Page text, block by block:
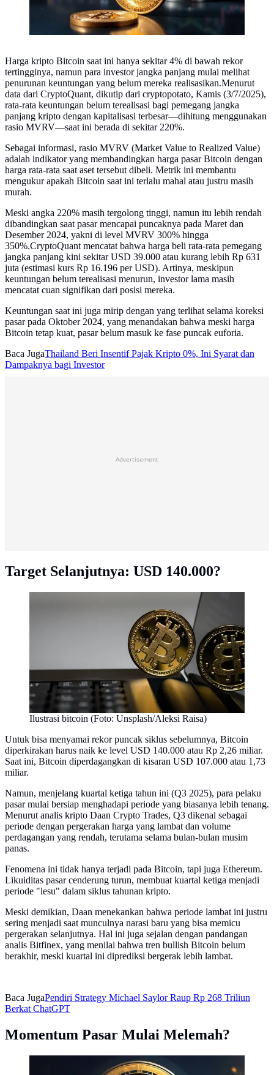
Harga kripto Bitcoin saat ini hanya sekitar 4% di bawah rekor
tertingginya, namun para investor jangka panjang mulai melihat
penurunan keuntungan yang belum mereka realisasikan.Menurut
data dari CryptoQuant, dikutip dari cryptopotato, Kamis (3/7/2025),
rata-rata keuntungan belum terealisasi bagi pemegang jangka
panjang kripto dengan kapitalisasi terbesar—dihitung menggunakan
rasio MVRV—saat ini berada di sekitar 220%.
Sebagai informasi, rasio MVRV (Market Value to Realized Value)
adalah indikator yang membandingkan harga pasar Bitcoin dengan
harga rata-rata saat aset tersebut dibeli. Metrik ini membantu
mengukur apakah Bitcoin saat ini terlalu mahal atau justru masih
murah.
Meski angka 220% masih tergolong tinggi, namun itu lebih rendah
dibandingkan saat pasar mencapai puncaknya pada Maret dan
Desember 2024, yakni di level MVRV 300% hingga
350%.CryptoQuant mencatat bahwa harga beli rata-rata pemegang
jangka panjang kini sekitar USD 39.000 atau kurang lebih Rp 631
juta (estimasi kurs Rp 16.196 per USD). Artinya, meskipun
keuntungan belum terealisasi menurun, investor lama masih
mencatat cuan signifikan dari posisi mereka.
Keuntungan saat ini juga mirip dengan yang terlihat selama koreksi
pasar pada Oktober 2024, yang menandakan bahwa meski harga
Bitcoin tetap kuat, pasar belum masuk ke fase puncak euforia.
Baca JugaThailand Beri Insentif Pajak Kripto 0%, Ini Syarat dan
Dampaknya bagi Investor
Advertisement
Target Selanjutnya: USD 140.000?
Ilustrasi bitcoin (Foto: Unsplash/Aleksi Raisa)
Untuk bisa menyamai rekor puncak siklus sebelumnya, Bitcoin
diperkirakan harus naik ke level USD 140.000 atau Rp 2,26 miliar.
Saat ini, Bitcoin diperdagangkan di kisaran USD 107.000 atau 1,73
miliar.
Namun, menjelang kuartal ketiga tahun ini (Q3 2025), para pelaku
pasar mulai bersiap menghadapi periode yang biasanya lebih tenang.
Menurut analis kripto Daan Crypto Trades, Q3 dikenal sebagai
periode dengan pergerakan harga yang lambat dan volume
perdagangan yang rendah, terutama selama bulan-bulan musim
panas.
Fenomena ini tidak hanya terjadi pada Bitcoin, tapi juga Ethereum.
Likuiditas pasar cenderung turun, membuat kuartal ketiga menjadi
periode "lesu" dalam siklus tahunan kripto.
Meski demikian, Daan menekankan bahwa periode lambat ini justru
sering menjadi saat munculnya narasi baru yang bisa memicu
pergerakan selanjutnya. Hal ini juga sejalan dengan pandangan
analis Bitfinex, yang menilai bahwa tren bullish Bitcoin belum
berakhir, meski kuartal ini diprediksi bergerak lebih lambat.
Baca JugaPendiri Strategy Michael Saylor Raup Rp 268 Triliun
Berkat ChatGPT
Momentum Pasar Mulai Melemah?